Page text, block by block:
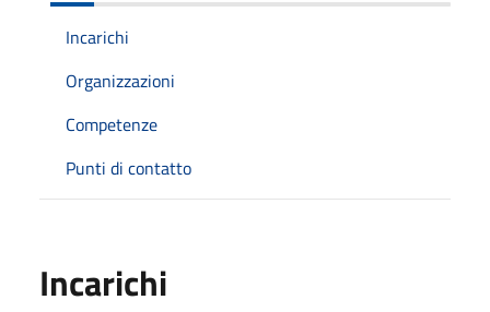
Incarichi
Organizzazioni
Competenze
Punti di contatto
Incarichi